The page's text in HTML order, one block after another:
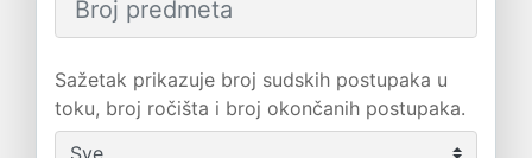
Sažetak prikazuje broj sudskih postupaka u
toku, broj ročišta i broj okončanih postupaka.